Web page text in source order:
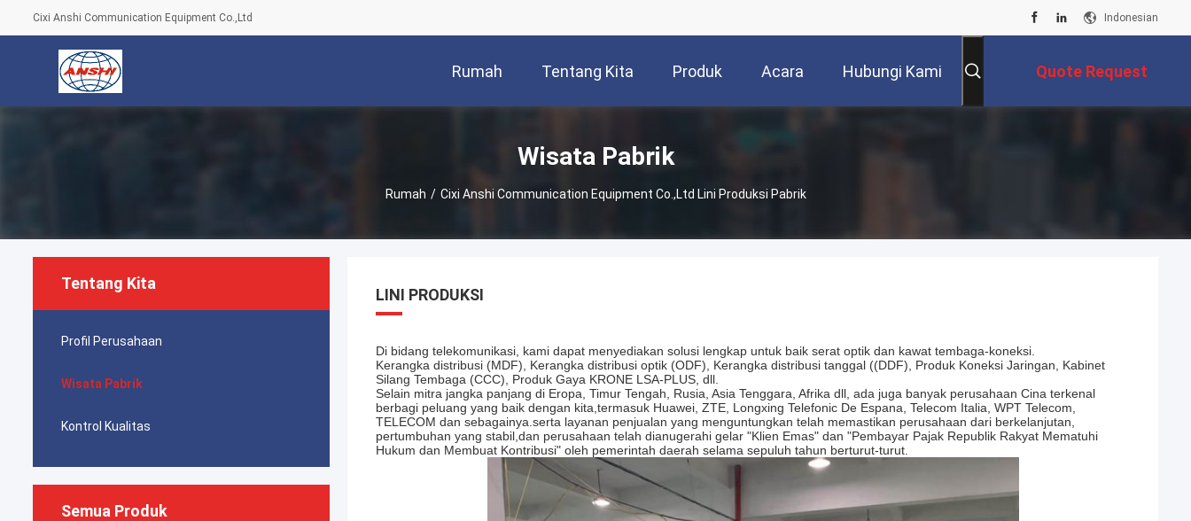
Cixi Anshi Communication Equipment Co.,Ltd Indonesian
Rumah Tentang Kita Produk Acara Hubungi Kami Quote Request
Wisata Pabrik
Rumah / Cixi Anshi Communication Equipment Co.,Ltd Lini Produksi Pabrik
Tentang Kita
Profil Perusahaan
Wisata Pabrik
Kontrol Kualitas
Semua Produk
LINI PRODUKSI
Di bidang telekomunikasi, kami dapat menyediakan solusi lengkap untuk baik serat optik dan kawat tembaga-koneksi.
Kerangka distribusi (MDF), Kerangka distribusi optik (ODF), Kerangka distribusi tanggal ((DDF), Produk Koneksi Jaringan, Kabinet
Silang Tembaga (CCC), Produk Gaya KRONE LSA-PLUS, dll.
Selain mitra jangka panjang di Eropa, Timur Tengah, Rusia, Asia Tenggara, Afrika dll, ada juga banyak perusahaan Cina terkenal
berbagi peluang yang baik dengan kita,termasuk Huawei, ZTE, Longxing Telefonic De Espana, Telecom Italia, WPT Telecom,
TELECOM dan sebagainya.serta layanan penjualan yang menguntungkan telah memastikan perusahaan dari berkelanjutan,
pertumbuhan yang stabil,dan perusahaan telah dianugerahi gelar "Klien Emas" dan "Pembayar Pajak Republik Rakyat Mematuhi
Hukum dan Membuat Kontribusi" oleh pemerintah daerah selama sepuluh tahun berturut-turut.